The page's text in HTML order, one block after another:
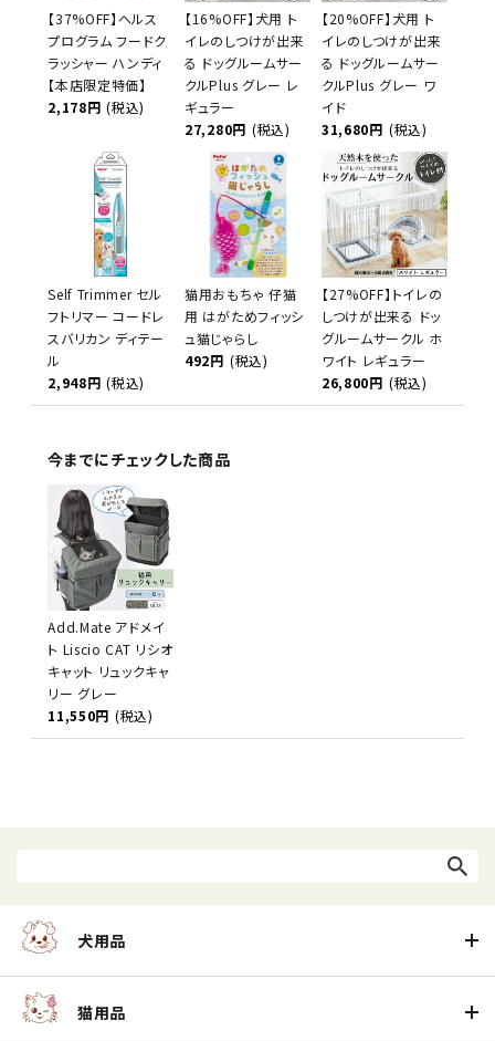
【37%OFF】ヘルス
プログラム フードク
ラッシャー ハンディ
【本店限定特価】
2,178円 (税込)
【16%OFF】犬用 ト
イレのしつけが出来
る ドッグルームサー
クルPlus グレー レ
ギュラー
27,280円 (税込)
【20%OFF】犬用 ト
イレのしつけが出来
る ドッグルームサー
クルPlus グレー ワ
イド
31,680円 (税込)
Self Trimmer セル
フトリマー コードレ
スバリカン ディテー
ル
2,948円 (税込)
猫用おもちゃ 仔猫
用 はがためフィッシ
ュ猫じゃらし
492円 (税込)
【27%OFF】トイレの
しつけが出来る ドッ
グルームサークル ホ
ワイト レギュラー
26,800円 (税込)
今までにチェックした商品
Add.Mate アドメイ
ト Liscio CAT リシオ
キャット リュックキャ
リー グレー
11,550円 (税込)
犬用品
猫用品